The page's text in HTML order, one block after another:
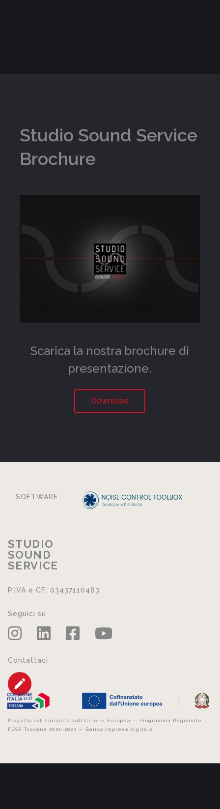
Studio Sound Service
Brochure
Scarica la nostra brochure di
presentazione.
Download
SOFTWARE
STUDIO
SOUND
SERVICE
P.IVA e CF: 03437110483
Seguici su
Contattaci
Progetto cofinanziato dall’Unione Europea — Programma Regionale
FESR Toscana 2021–2027 — Bando Impresa digitale.